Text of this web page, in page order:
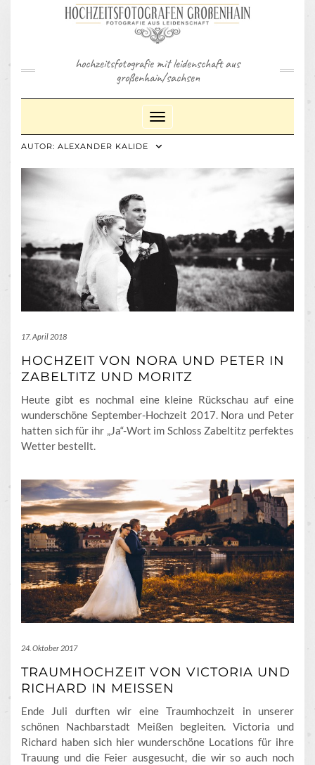
hochzeitsfotografie mit leidenschaft aus
großenhain/sachsen
Toggle Navigation
AUTOR: ALEXANDER KALIDE
17. April 2018
HOCHZEIT VON NORA UND PETER IN
ZABELTITZ UND MORITZ
Heute gibt es nochmal eine kleine Rückschau auf eine
wunderschöne September-Hochzeit 2017. Nora und Peter
hatten sich für ihr „Ja“-Wort im Schloss Zabeltitz perfektes
Wetter bestellt.
24. Oktober 2017
TRAUMHOCHZEIT VON VICTORIA UND
RICHARD IN MEISSEN
Ende Juli durften wir eine Traumhochzeit in unserer
schönen Nachbarstadt Meißen begleiten. Victoria und
Richard haben sich hier wunderschöne Locations für ihre
Trauung und die Feier ausgesucht, die wir so auch noch